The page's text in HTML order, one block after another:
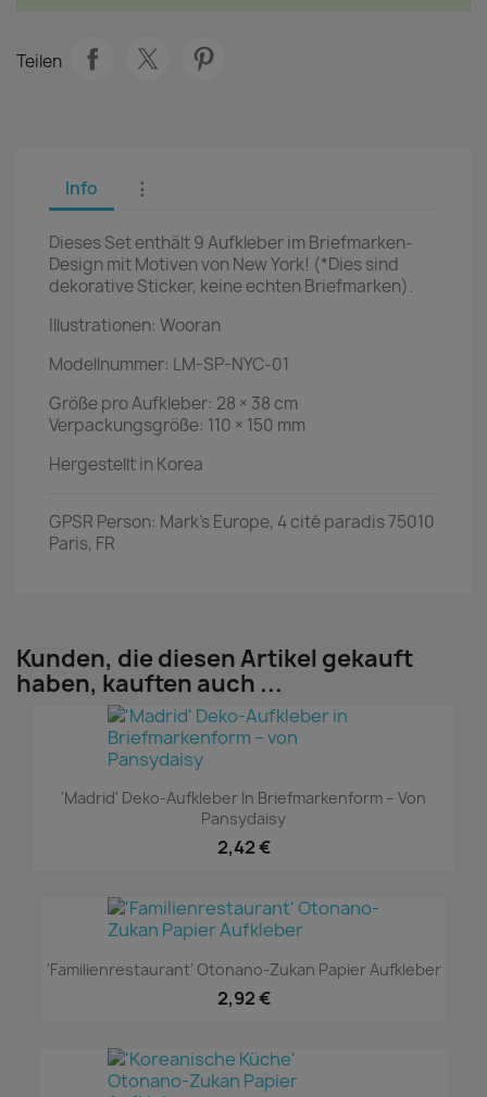
Teilen
Info ⋮
Dieses Set enthält 9 Aufkleber im Briefmarken-
Design mit Motiven von New York! (*Dies sind
dekorative Sticker, keine echten Briefmarken).
Illustrationen: Wooran
Modellnummer: LM-SP-NYC-01
Größe pro Aufkleber: 28 × 38 cm
Verpackungsgröße: 110 × 150 mm
Hergestellt in Korea
GPSR Person: Mark's Europe, 4 cité paradis 75010
Paris, FR
Kunden, die diesen Artikel gekauft
haben, kauften auch ...
'Madrid' Deko-Aufkleber In Briefmarkenform – Von
Pansydaisy
2,42 €
'Familienrestaurant' Otonano-Zukan Papier Aufkleber
2,92 €